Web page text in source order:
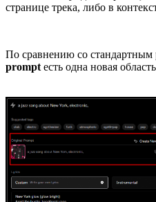
странице трека, либо в
По сравнению со стандартным
promptесть одна новая